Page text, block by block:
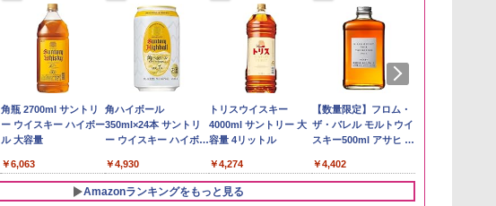
野沢農産 無洗米 青い流
るる コシヒカリ 5kg 長
野県産 令和7年産
￥3,980
【在庫処分価格】もも
たろう印 無洗米 5kg 業
務用 お米マイスターブ
￥2,680
by Amazon 新潟県産
新潟のお米 無洗米 5kg
￥3,274
by Amazon あきたこ
まちブレンド 無洗米
5kg
￥3,396
角瓶 2700ml サントリ
ー ウイスキー ハイボー
ル 大容量
￥6,063
角ハイボール
350ml×24本 サントリ
ー ウイスキー ハイボー
￥4,930
トリスウイスキー
4000ml サントリー 大
容量 4リットル
￥4,274
【数量限定】フロム・
ザ・バレル モルトウイ
スキー500ml アサヒ [
フト プレゼント 贈り
物に】
￥4,402
Amazonランキングをもっと見る